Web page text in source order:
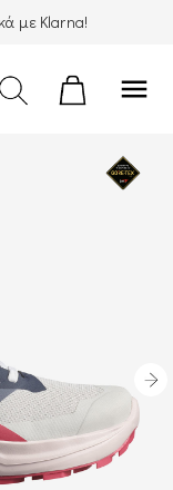
με Klarna!
menu